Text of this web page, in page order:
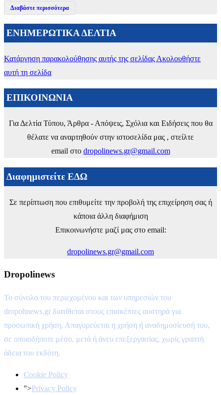
Διαβάστε περισσότερα
ΕΝΗΜΕΡΩΤΙΚΑ ΔΕΛΤΙΑ
Κατάργηση παρακολούθησης αυτής της σελίδας Ακολουθήστε
αυτή τη σελίδα
ΕΠΙΚΟΙΝΩΝΙΑ
Για Δελτία Τύπου, Άρθρα - Απόψεις, Σχόλια και Ειδήσεις που θα
θέλατε να αναρτηθούν στην ιστοσελίδα μας , στείλτε
email στο dropolinews.gr@gmail.com
Διαφημιστείτε ΕΔΩ
Σε περίπτωση που επιθυμείτε την προβολή της επιχείρηση σας ή
κάποια άλλη διαφήμιση
Επικοινωνήστε μαζί μας στο email:
dropolinews.gr@gmail.com
Dropolinews
Το σύνολο του περιεχομένου και των υπηρεσιών του
dropolinews.gr διατίθεται στους επισκέπτες αυστηρά για
προσωπική χρήση. Απαγορεύεται η χρήση ή αναδημοσίευσή του,
σε οποιοδήποτε μέσο, μετά ή άνευ επεξεργασίας, χωρίς γραπτή
άδεια του εκδότη.
Cookie Policy
">Privacy Policy